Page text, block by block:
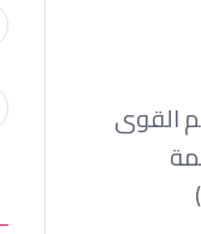
القوى
الكهربائية لمستشفى وفقًا لكود العاصمة الإدارية الجديدة، بالاعتماد على منهجية نمذجة معلومات البناء (BIM)